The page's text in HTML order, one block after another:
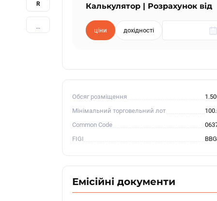
R
...
Калькулятор | Розрахунок від
ціни дохідності
Обсяг розміщення
Мінімальний торговельний лот
Common Code
FIGI
Емісійні документи